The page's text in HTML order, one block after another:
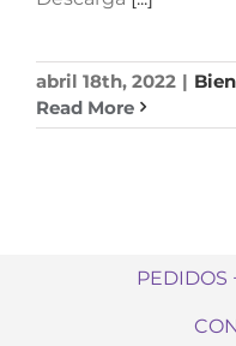
abril 18th, 2022 |
Read More
PEDIDOS